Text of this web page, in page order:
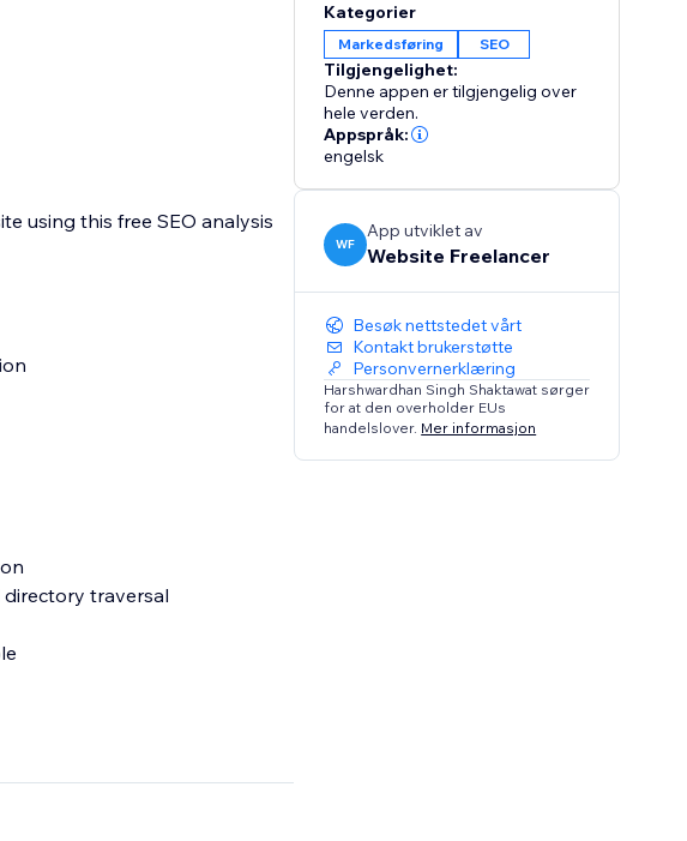
using this free SEO analysis
directory traversal
Kategorier
Markedsføring SEO
Tilgjengelighet:
Denne appen er tilgjengelig over
hele verden.
Appspråk:
engelsk
WF
App utviklet av
Website Freelancer
Besøk nettstedet vårt
Kontakt brukerstøtte
Personvernerklæring
Harshwardhan Singh Shaktawat sørger
for at den overholder EUs
handelslover. Mer informasjon